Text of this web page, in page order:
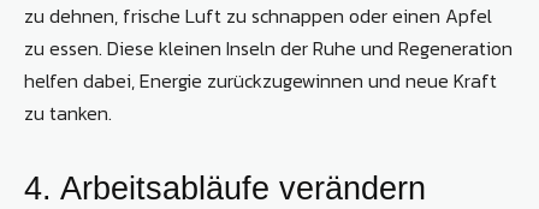
zu dehnen, frische Luft zu schnappen oder einen Apfel
zu essen. Diese kleinen Inseln der Ruhe und Regeneration
helfen dabei, Energie zurückzugewinnen und neue Kraft
zu tanken.
4. Arbeitsabläufe verändern